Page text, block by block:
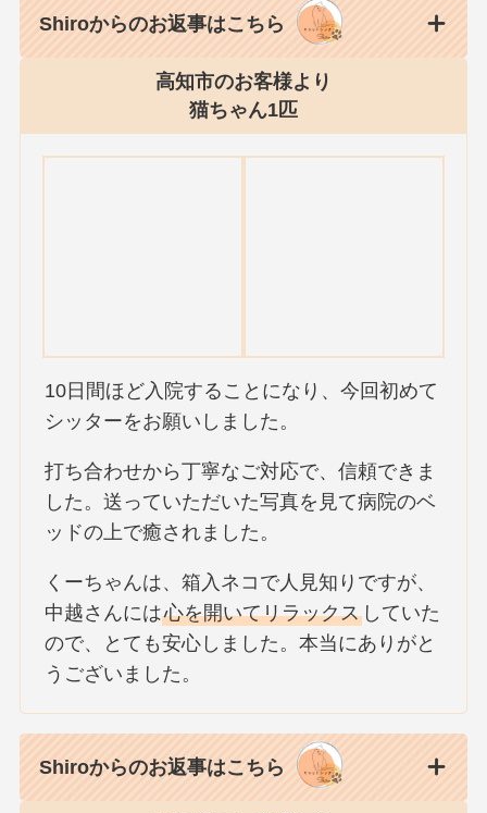
Shiroからのお返事はこちら
高知市のお客様より
猫ちゃん1匹
10日間ほど入院することになり、今回初めて
シッターをお願いしました。
打ち合わせから丁寧なご対応で、信頼できま
した。送っていただいた写真を見て病院のベ
ッドの上で癒されました。
くーちゃんは、箱入ネコで人見知りですが、
中越さんには心を開いてリラックス していた
ので、とても安心しました。本当にありがと
うございました。
Shiroからのお返事はこちら